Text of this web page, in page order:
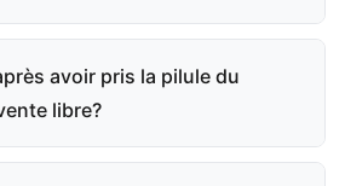
avoir pris la pilule du
libre?